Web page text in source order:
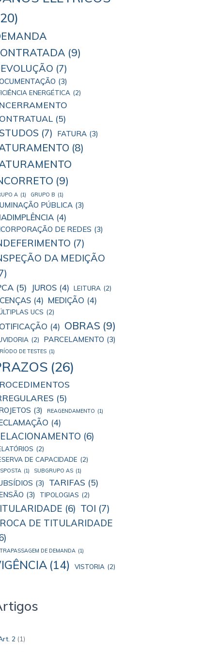
(9)
(7)
(3)
ENERGÉTICA (2)
(5)
(7) FATURA (3)
(8)
(9)
A (1) GRUPO B (1)
PÚBLICA (3)
(4)
DE REDES (3)
(7)
DA MEDIÇÃO
(5) JUROS (4) LEITURA (2)
(4) MEDIÇÃO (4)
UCS (2)
(4) OBRAS (9)
(2) PARCELAMENTO (3)
DE TESTES (1)
(26)
(5)
(3) REAGENDAMENTO (1)
(4)
(6)
(2)
DE CAPACIDADE (2)
(1) SUBGRUPO AS (1)
(3) TARIFAS (5)
(3) TIPOLOGIAS (2)
(6) TOI (7)
DE TITULARIDADE
DE DEMANDA (1)
(14) VISTORIA (2)
2 (1)